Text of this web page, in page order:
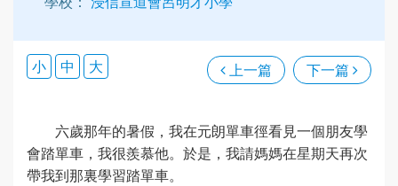
上一篇 下一篇
小 中 大
六歲那年的暑假，我在元朗單車徑看見一個朋友學
會踏單車，我很羨慕他。於是，我請媽媽在星期天再次
帶我到那裏學習踏單車。